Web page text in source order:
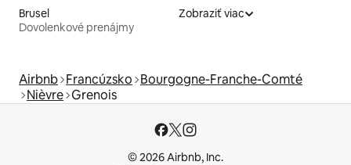
Brusel
Dovolenkové prenájmy
Zobraziť viac
Airbnb Francúzsko Bourgogne-Franche-Comté
Nièvre Grenois
© 2026 Airbnb, Inc.